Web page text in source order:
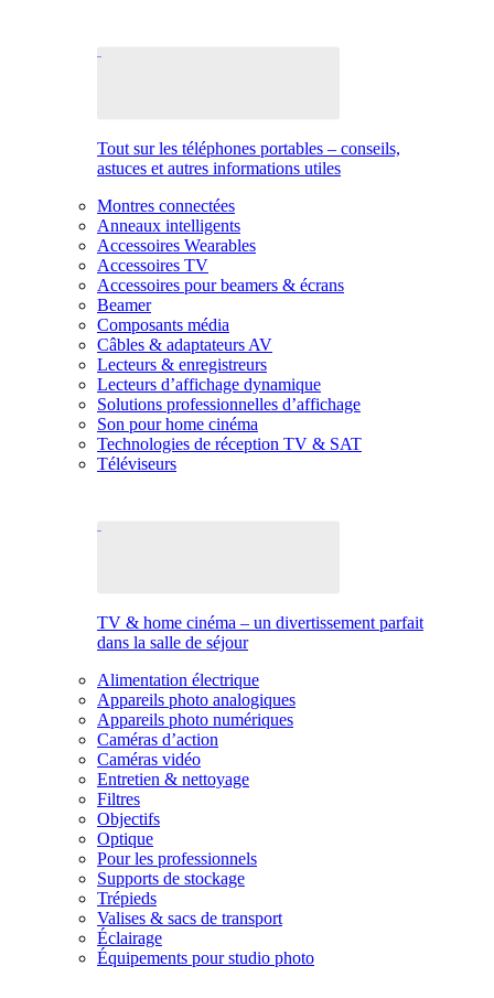
Tout sur les téléphones portables – conseils,
astuces et autres informations utiles
Montres connectées
Anneaux intelligents
Accessoires Wearables
Accessoires TV
Accessoires pour beamers & écrans
Beamer
Composants média
Câbles & adaptateurs AV
Lecteurs & enregistreurs
Lecteurs d’affichage dynamique
Solutions professionnelles d’affichage
Son pour home cinéma
Technologies de réception TV & SAT
Téléviseurs
TV & home cinéma – un divertissement parfait
dans la salle de séjour
Alimentation électrique
Appareils photo analogiques
Appareils photo numériques
Caméras d’action
Caméras vidéo
Entretien & nettoyage
Filtres
Objectifs
Optique
Pour les professionnels
Supports de stockage
Trépieds
Valises & sacs de transport
Éclairage
Équipements pour studio photo